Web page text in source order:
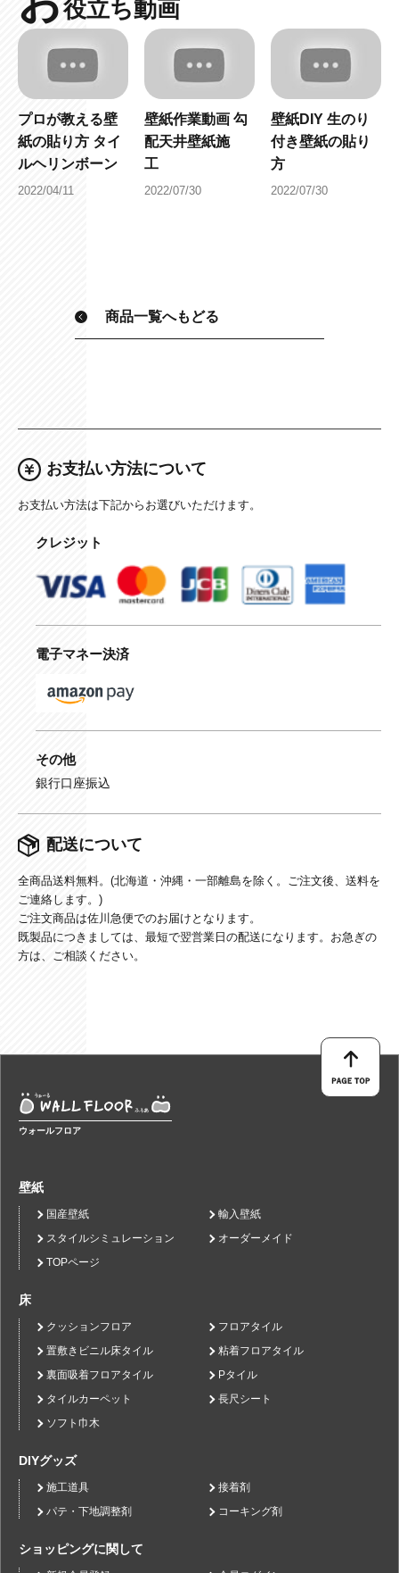
役立ち動画
プロが教える壁
紙の貼り方 タイ
ルヘリンボーン
2022/04/11
壁紙作業動画 勾
配天井壁紙施
工
2022/07/30
壁紙DIY 生のり
付き壁紙の貼り
方
2022/07/30
商品一覧へもどる
お支払い方法について
お支払い方法は下記からお選びいただけます。
クレジット
電子マネー決済
その他
銀行口座振込
配送について
全商品送料無料。(北海道・沖縄・一部離島を除く。ご注文後、送料を
ご連絡します。)
ご注文商品は佐川急便でのお届けとなります。
既製品につきましては、最短で翌営業日の配送になります。お急ぎの
方は、ご相談ください。
ウォールフロア
壁紙
国産壁紙
輸入壁紙
スタイルシミュレーション
オーダーメイド
TOPページ
床
クッションフロア
フロアタイル
置敷きビニル床タイル
粘着フロアタイル
裏面吸着フロアタイル
Pタイル
タイルカーペット
長尺シート
ソフト巾木
DIYグッズ
施工道具
接着剤
パテ・下地調整剤
コーキング剤
ショッピングに関して